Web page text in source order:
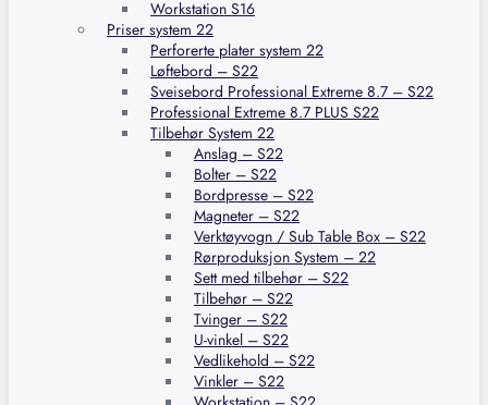
Workstation S16
Priser system 22
Perforerte plater system 22
Løftebord – S22
Sveisebord Professional Extreme 8.7 – S22
Professional Extreme 8.7 PLUS S22
Tilbehør System 22
Anslag – S22
Bolter – S22
Bordpresse – S22
Magneter – S22
Verktøyvogn / Sub Table Box – S22
Rørproduksjon System – 22
Sett med tilbehør – S22
Tilbehør – S22
Tvinger – S22
U-vinkel – S22
Vedlikehold – S22
Vinkler – S22